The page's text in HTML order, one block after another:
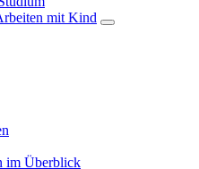
mit Kind
im Überblick